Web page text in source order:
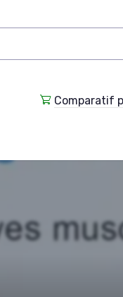
Comparatif